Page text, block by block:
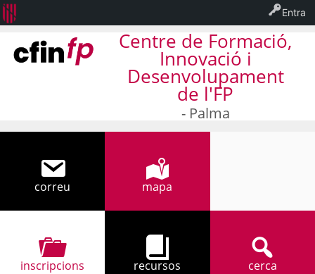
Centre de Formació,
Innovació i
Desenvolupament
de l'FP
- Palma
correu mapa
inscripcions recursos cerca
Entra